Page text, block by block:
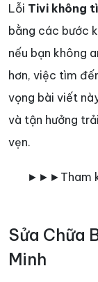
Lỗi Tivi không
bằng các bước
nếu bạn không
hơn, việc tìm
vọng bài viết
và tận hưởng
vẹn.
►►►Tham
Sửa Chữa
Minh